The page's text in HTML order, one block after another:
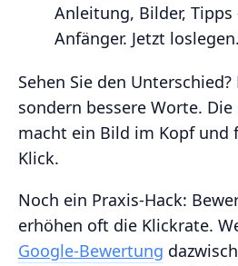
Anleitung, Bilder,
Anfänger. Jetzt
Sehen Sie den
sondern bessere Worte.
macht ein Bild im Kopf und
Klick.
Noch ein Praxis-Hack:
erhöhen oft die Klickrate.
Google-Bewertung